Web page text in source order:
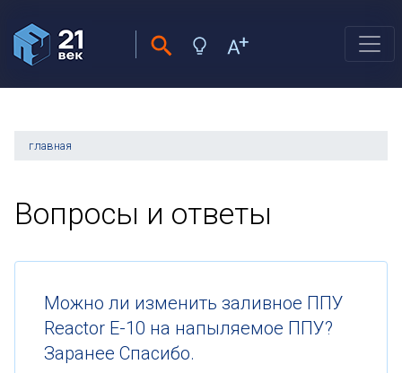
главная
Вопросы и ответы
Можно ли изменить заливное ППУ
Reactor E-10 на напыляемое ППУ?
Заранее Спасибо.